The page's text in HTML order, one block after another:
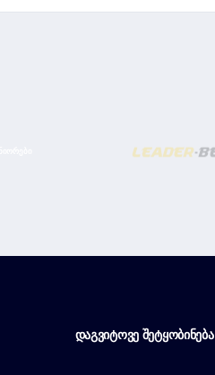
ᲓᲐᲒᲕᲘᲢᲝᲕᲔ ᲨᲔᲢᲧᲝᲑᲘᲜᲔᲑᲐ